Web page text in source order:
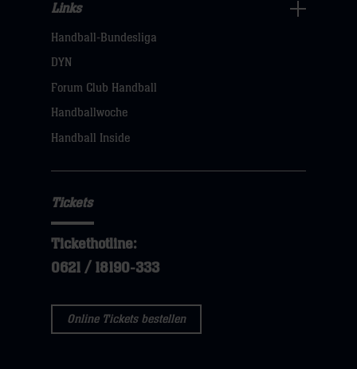
Navigation
öffnen,
dann
klicken
Links
Handball-Bundesliga
DYN
Forum Club Handball
Handballwoche
Handball Inside
Tickets
Tickethotline:
0621 / 18190-333
Online Tickets bestellen